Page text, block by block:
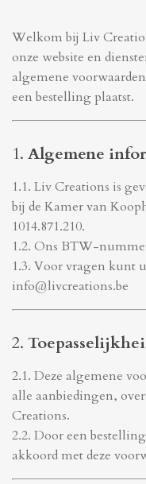
Welkom bij Liv
onze website en
algemene
een bestelling plaatst.
1. Algemene
1.1. Liv Creations is
bij de Kamer van
1014.871.210.
1.2. Ons BTW-
1.3. Voor vragen kunt
info@livcreations.be
2.
2.1. Deze algemene
alle aanbiedingen,
Creations.
2.2. Door een
akkoord met deze